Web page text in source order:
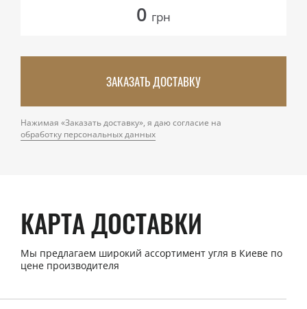
0 грн
ЗАКАЗАТЬ ДОСТАВКУ
Нажимая «Заказать доставку», я даю согласие на
обработку персональных данных
КАРТА ДОСТАВКИ
Мы предлагаем широкий ассортимент угля в Киеве по
цене производителя